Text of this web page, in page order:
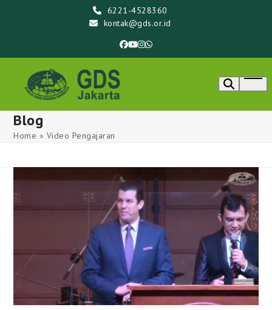
6221-4528360
kontak@gds.or.id
Facebook
YouTube
Instagram
Whatsapp
Blog
Home » Video Pengajaran